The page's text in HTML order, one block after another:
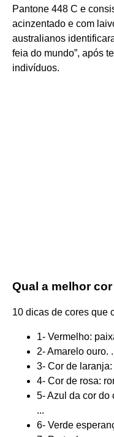
Pantone 448 C e
acinzentado e com
australianos
feia do mundo”, após
indivíduos.
Qual a melhor
10 dicas de cores que
1- Vermelho:
2- Amarelo ouro.
3- Cor de
4- Cor de rosa:
5- Azul da cor do
...
6- Verde